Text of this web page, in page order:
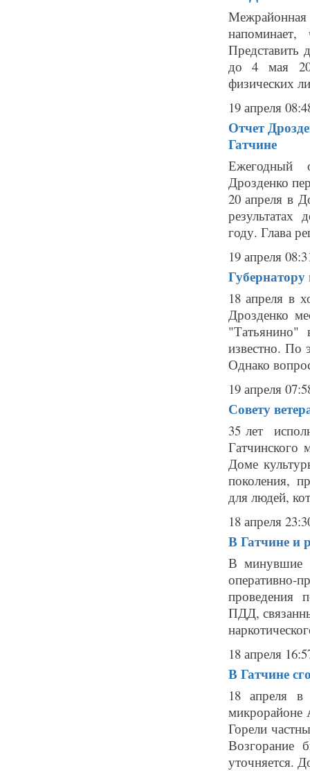
напоминает,
Представить
до 4 мая
физических
19 апреля
Отчет
Гатчине
Ежегодный
Дрозденко
20 апреля в
результатах
году. Глава
19 апреля
18 апреля в
Дрозденко
известно.
Однако
19 апреля
Совету
35 лет
Гатчинского
Доме
поколения,
для людей,
18 апреля
В Гатчине и
В минувшие
оперативно-
проведения
ПДД,
18 апреля
В Гатчине
18 апреля
микрорайоне
Горели
Возгорание
уточняется.